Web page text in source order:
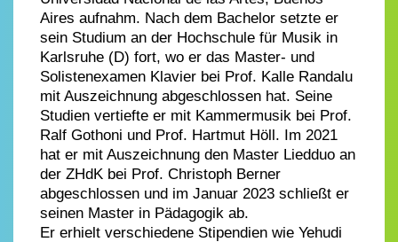
Aires aufnahm. Nach dem Bachelor setzte er
sein Studium an der Hochschule für Musik in
Karlsruhe (D) fort, wo er das Master- und
Solistenexamen Klavier bei Prof. Kalle Randalu
mit Auszeichnung abgeschlossen hat. Seine
Studien vertiefte er mit Kammermusik bei Prof.
Ralf Gothoni und Prof. Hartmut Höll. Im 2021
hat er mit Auszeichnung den Master Liedduo an
der ZHdK bei Prof. Christoph Berner
abgeschlossen und im Januar 2023 schließt er
seinen Master in Pädagogik ab.
Er erhielt verschiedene Stipendien wie Yehudi